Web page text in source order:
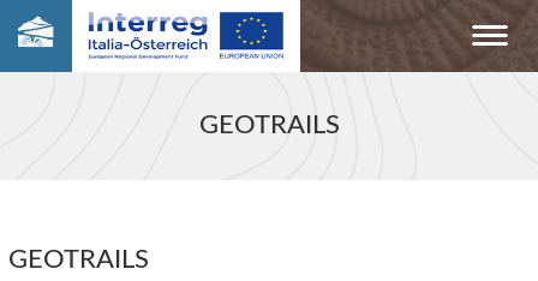
GEOTRAILS
GEOTRAILS